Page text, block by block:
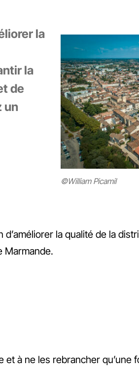
la
la
de
un
©William Picamil
la qualité de la
Marmande.
à ne les rebrancher qu’une